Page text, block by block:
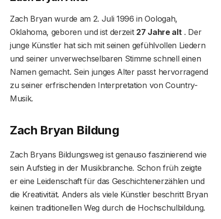
Zach Bryan wurde am 2. Juli 1996 in Oologah,
Oklahoma, geboren und ist derzeit 27 Jahre alt. Der
junge Künstler hat sich mit seinen gefühlvollen Liedern
und seiner unverwechselbaren Stimme schnell einen
Namen gemacht. Sein junges Alter passt hervorragend
zu seiner erfrischenden Interpretation von Country-
Musik.
Zach Bryan Bildung
Zach Bryans Bildungsweg ist genauso faszinierend wie
sein Aufstieg in der Musikbranche. Schon früh zeigte
er eine Leidenschaft für das Geschichtenerzählen und
die Kreativität. Anders als viele Künstler beschritt Bryan
keinen traditionellen Weg durch die Hochschulbildung.